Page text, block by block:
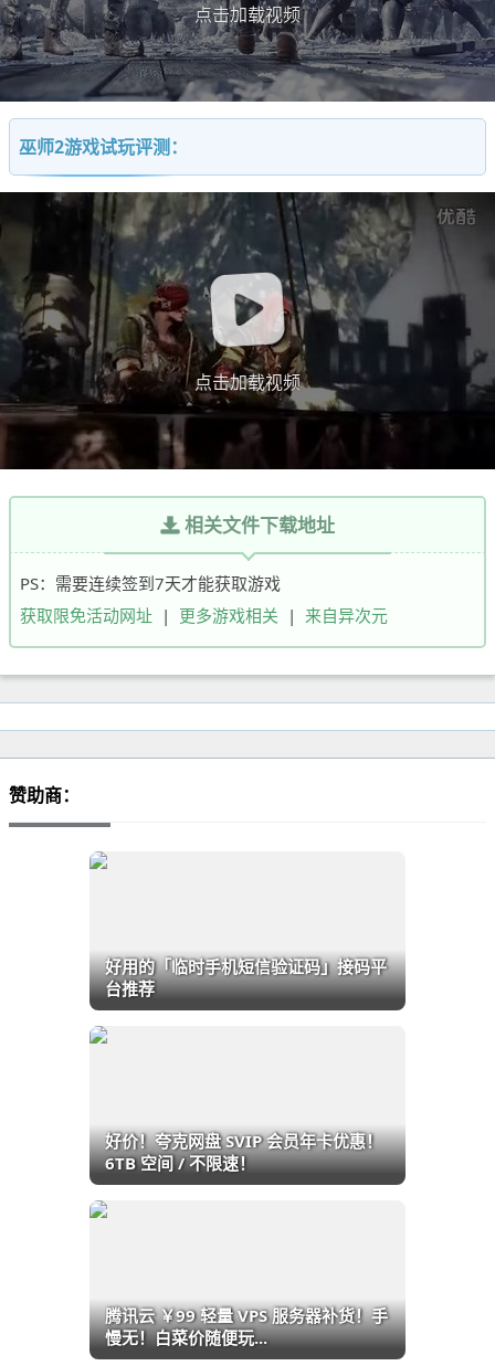
点击加载视频
巫师2游戏试玩评测：
点击加载视频
相关文件下载地址
PS：需要连续签到7天才能获取游戏
获取限免活动网址 | 更多游戏相关 | 来自异次元
赞助商：
好用的「临时手机短信验证码」接码平
台推荐
好价！夸克网盘 SVIP 会员年卡优惠！
6TB 空间 / 不限速！
腾讯云 ￥99 轻量 VPS 服务器补货！手
慢无！白菜价随便玩...